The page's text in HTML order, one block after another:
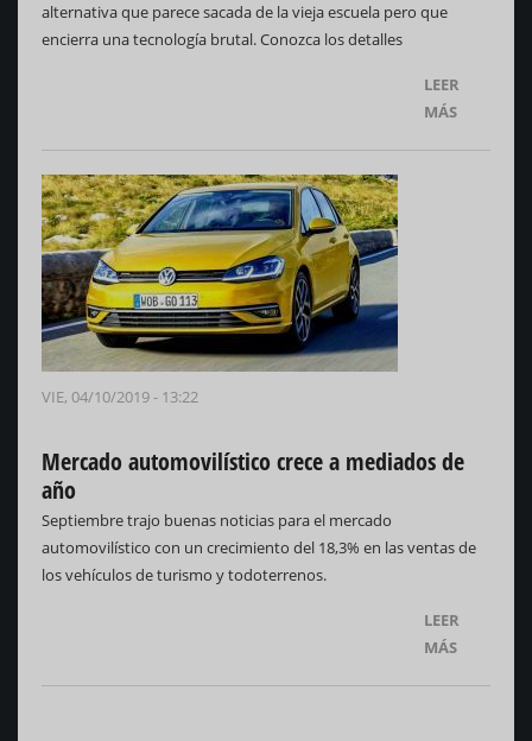
alternativa que parece sacada de la vieja escuela pero que
encierra una tecnología brutal. Conozca los detalles
LEER
MÁS
VIE, 04/10/2019 - 13:22
Mercado automovilístico crece a mediados de
año
Septiembre trajo buenas noticias para el mercado
automovilístico con un crecimiento del 18,3% en las ventas de
los vehículos de turismo y todoterrenos.
LEER
MÁS